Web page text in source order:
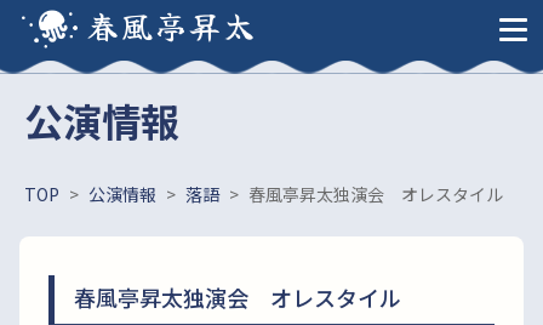
春風亭昇太
公演情報
TOP > 公演情報 > 落語 > 春風亭昇太独演会 オレスタイル
春風亭昇太独演会 オレスタイル